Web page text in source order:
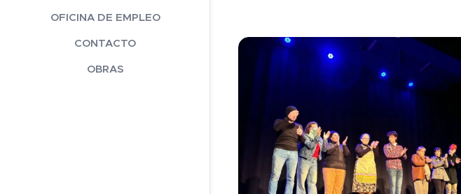
OFICINA DE EMPLEO
CONTACTO
OBRAS